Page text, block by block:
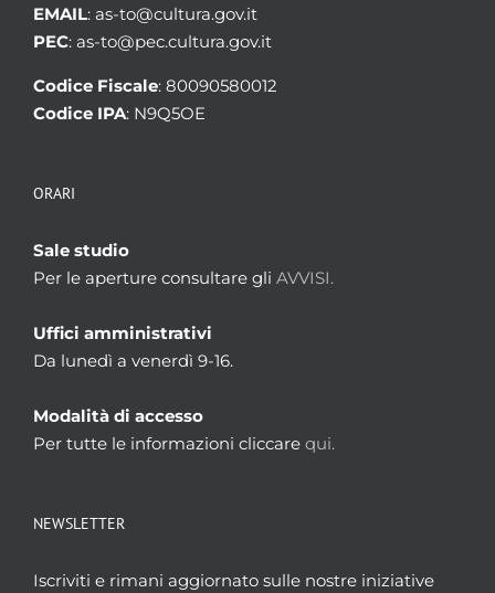
EMAIL: as-to@cultura.gov.it
PEC: as-to@pec.cultura.gov.it
Codice Fiscale: 80090580012
Codice IPA: N9Q5OE
ORARI
Sale studio
Per le aperture consultare gli AVVISI.
Uffici amministrativi
Da lunedì a venerdì 9-16.
Modalità di accesso
Per tutte le informazioni cliccare qui.
NEWSLETTER
Iscriviti e rimani aggiornato sulle nostre iniziative